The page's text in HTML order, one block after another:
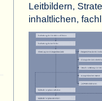
Leitbildern,
inhaltlichen,